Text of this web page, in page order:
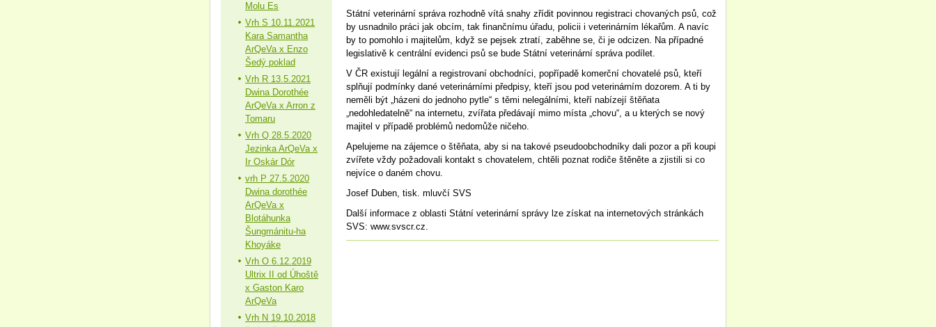
Státní veterinární správa rozhodně vítá snahy zřídit povinnou registraci chovaných psů, což
by usnadnilo práci jak obcím, tak finančnímu úřadu, policii i veterinárním lékařům. A navíc
by to pomohlo i majitelům, když se pejsek ztratí, zaběhne se, či je odcizen. Na případné
legislativě k centrální evidenci psů se bude Státní veterinární správa podílet.
V ČR existují legální a registrovaní obchodníci, popřípadě komerční chovatelé psů, kteří
splňují podmínky dané veterinárními předpisy, kteří jsou pod veterinárním dozorem. A ti by
neměli být „házeni do jednoho pytle“ s těmi nelegálními, kteří nabízejí štěňata
„nedohledatelně“ na internetu, zvířata předávají mimo místa „chovu“, a u kterých se nový
majitel v případě problémů nedomůže ničeho.
Apelujeme na zájemce o štěňata, aby si na takové pseudoobchodníky dali pozor a při koupi
zvířete vždy požadovali kontakt s chovatelem, chtěli poznat rodiče štěněte a zjistili si co
nejvíce o daném chovu.
Josef Duben, tisk. mluvčí SVS
Další informace z oblasti Státní veterinární správy lze získat na internetových stránkách
SVS: www.svscr.cz.
Molu Es
Vrh S 10.11.2021
Kara Samantha
ArQeVa x Enzo
Šedý poklad
Vrh R 13.5.2021
Dwina Dorothée
ArQeVa x Arron z
Tomaru
Vrh Q 28.5.2020
Jezinka ArQeVa x
Ir Oskár Dór
vrh P 27.5.2020
Dwina dorothée
ArQeVa x
Blotáhunka
Šungmánitu-ha
Khoyáke
Vrh O 6.12.2019
Ultrix II od Úhoště
x Gaston Karo
ArQeVa
Vrh N 19.10.2018